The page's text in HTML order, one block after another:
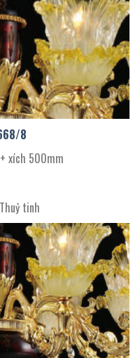
/8
xích 500mm
tinh